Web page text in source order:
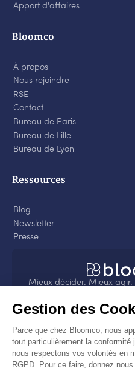
Apport d'affaires
Bloomco
À propos
Nous rejoindre
RSE
Contact
Bureau de Paris
Bureau de Lille
Bureau de Lyon
Ressources
Blog
Newsletter
Presse
Mieux décider. Mieux agir.